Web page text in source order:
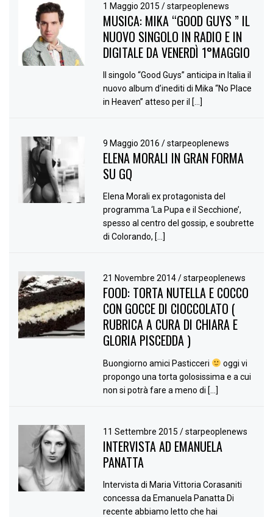
1 Maggio 2015/ starpeoplenews
MUSICA: MIKA “GOOD GUYS ” IL
NUOVO SINGOLO IN RADIO E IN
DIGITALE DA VENERDÌ 1°MAGGIO
Il singolo “Good Guys” anticipa in Italia il
nuovo album d’inediti di Mika “No Place
in Heaven” atteso per il […]
9 Maggio 2016/ starpeoplenews
ELENA MORALI IN GRAN FORMA
SU GQ
Elena Morali ex protagonista del
programma ‘La Pupa e il Secchione’,
spesso al centro del gossip, e soubrette
di Colorando, […]
21 Novembre 2014/ starpeoplenews
FOOD: TORTA NUTELLA E COCCO
CON GOCCE DI CIOCCOLATO (
RUBRICA A CURA DI CHIARA E
GLORIA PISCEDDA )
Buongiorno amici Pasticceri
oggi vi
propongo una torta golosissima e a cui
non si potrà fare a meno di […]
11 Settembre 2015/ starpeoplenews
INTERVISTA AD EMANUELA
PANATTA
Intervista di Maria Vittoria Corasaniti
concessa da Emanuela Panatta Di
recente abbiamo letto che hai